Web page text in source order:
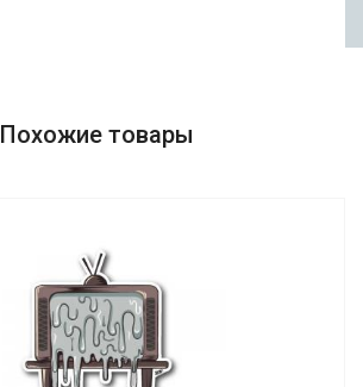
Похожие товары